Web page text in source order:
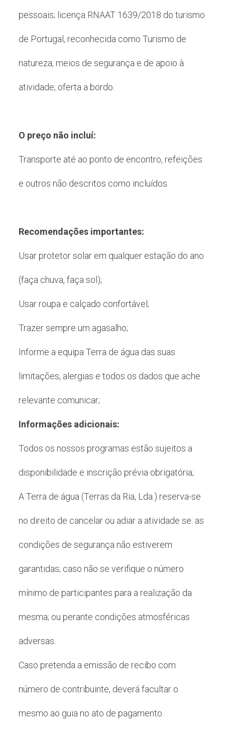
pessoais; licença RNAAT 1639/2018 do turismo
de Portugal, reconhecida como Turismo de
natureza; meios de segurança e de apoio à
atividade; oferta a bordo.
O preço não incluí:
Transporte até ao ponto de encontro, refeições
e outros não descritos como incluídos.
Recomendações importantes:
Usar protetor solar em qualquer estação do ano
(faça chuva, faça sol);
Usar roupa e calçado confortável;
Trazer sempre um agasalho;
Informe a equipa Terra de água das suas
limitações, alergias e todos os dados que ache
relevante comunicar;
Informações adicionais:
Todos os nossos programas estão sujeitos a
disponibilidade e inscrição prévia obrigatória;
A Terra de água (Terras da Ria, Lda.) reserva-se
no direito de cancelar ou adiar a atividade se: as
condições de segurança não estiverem
garantidas; caso não se verifique o número
mínimo de participantes para a realização da
mesma; ou perante condições atmosféricas
adversas.
Caso pretenda a emissão de recibo com
número de contribuinte, deverá facultar o
mesmo ao guia no ato de pagamento.